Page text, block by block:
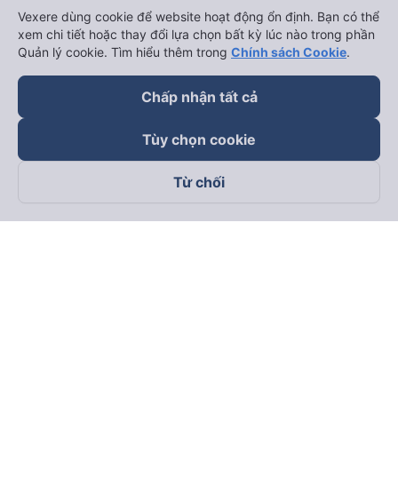
Theo dõi chúng tôi trên
Vexere dùng cookie để website hoạt động ổn định. Bạn có thể
xem chi tiết hoặc thay đổi lựa chọn bất kỳ lúc nào trong phần
Quản lý cookie. Tìm hiểu thêm trong Chính sách Cookie.
Chấp nhận tất cả
Tùy chọn cookie
Từ chối